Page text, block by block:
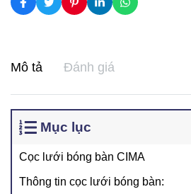
Mô tả Đánh giá
Mục lục
Cọc lưới bóng bàn CIMA
Thông tin cọc lưới bóng bàn: